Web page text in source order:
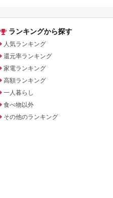
ランキングから探す
人気ランキング
還元率ランキング
家電ランキング
高額ランキング
一人暮らし
食べ物以外
その他のランキング